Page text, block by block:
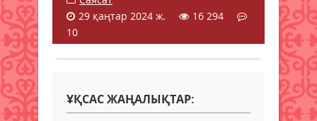
29 қаңтар 2024 ж.
16 294
10
ҰҚСАС ЖАҢАЛЫҚТАР: